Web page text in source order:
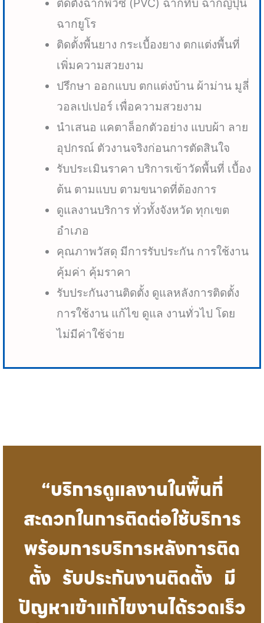
ฉากยูโร
ติดตั้งพื้นยาง กระเบื้องยาง ตกแต่งพื้นที่
เพิ่มความสวยงาม
ปรึกษา ออกแบบ ตกแต่งบ้าน ผ้าม่าน มูลี่
วอลเปเปอร์ เพื่อความสวยงาม
นำเสนอ แคตาล็อกตัวอย่าง แบบผ้า ลาย
อุปกรณ์ ตัวงานจริงก่อนการตัดสินใจ
รับประเมินราคา บริการเข้าวัดพื้นที่ เบื้อง
ต้น ตามแบบ ตามขนาดที่ต้องการ
ดูแลงานบริการ ทั่วทั้งจังหวัด ทุกเขต
อำเภอ
คุณภาพวัสดุ มีการรับประกัน การใช้งาน
คุ้มค่า คุ้มราคา
รับประกันงานติดตั้ง ดูแลหลังการติดตั้ง
การใช้งาน แก้ไข ดูแล งานทั่วไป โดย
ไม่มีค่าใช้จ่าย
“บริการดูแลงานในพื้นที่
สะดวกในการติดต่อใช้บริการ
พร้อมการบริการหลังการติด
ตั้ง รับประกันงานติดตั้ง มี
ปัญหาเข้าแก้ไขงานได้รวดเร็ว